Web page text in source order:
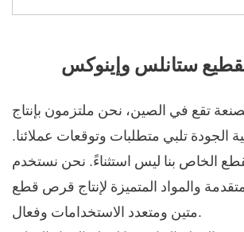
ستانلس وإينوكس
تقع في الصين، نحن ملتزمون بإنتاج
الجودة تلبي متطلبات وتوقعات عملائنا.
الخاص بنا ليس استثناءً. نحن نستخدم
والمواد المتميزة لإنتاج قرص قطع
متين ومتعدد الاستخدامات وفعال.